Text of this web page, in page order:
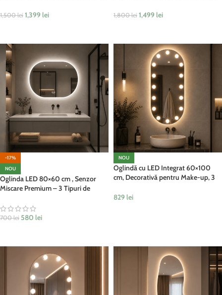
1,500lei 1,399 lei 1,800lei 1,499 lei
-17%
NOU
Oglinda LED 80×60 cm , Senzor
Miscare Premium – 3 Tipuri de
Temperatura, Dezaburire
700lei 580 lei
NOU
Oglindă cu LED Integrat 60×100
cm, Decorativă pentru Make-up, 3
Neutra, cu Touch
829 lei